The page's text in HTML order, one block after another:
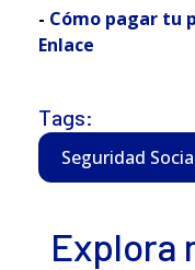
- Cómo pagar tu
Enlace
Tags:
Seguridad
Explora